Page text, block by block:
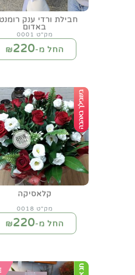
חבילת ורדי ענק
באדום
מק"ט 0001
החל מ-₪220
קלאסיקה
מק"ט 0018
החל מ-₪220